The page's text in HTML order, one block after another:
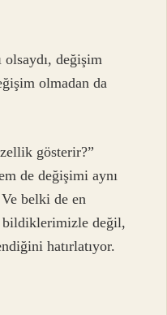
olsaydı, değişim
olmadan da
gösterir?”
de değişimi aynı
belki de en
bildiklerimizle değil,
hatırlatıyor.